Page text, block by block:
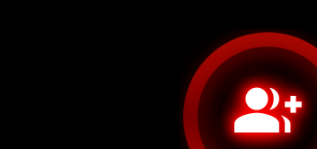
group_add